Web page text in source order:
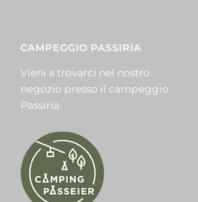
CAMPEGGIO PASSIRIA
Vieni a trovarci nel nostro
negozio presso il campeggio
Passiria.